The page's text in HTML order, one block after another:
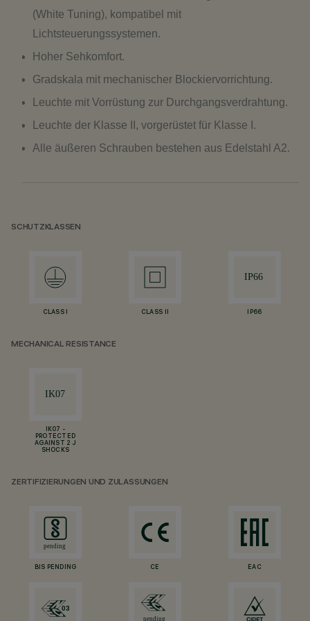
(White Tuning), kompatibel mit
Lichtsteuerungssystemen.
Hoher Sehkomfort.
Gradskala mit mechanischer Blockiervorrichtung.
Leuchte mit Vorrüstung zur Durchgangsverdrahtung.
Leuchte der Klasse II, vorgerüstet für Klasse I.
Alle äußeren Schrauben bestehen aus Edelstahl A2.
SCHUTZKLASSEN
CLASS I CLASS II IP66
MECHANICAL RESISTANCE
IK07 -
PROTECTED
AGAINST 2 J
SHOCKS
ZERTIFIZIERUNGEN UND ZULASSUNGEN
BIS PENDING CE EAC